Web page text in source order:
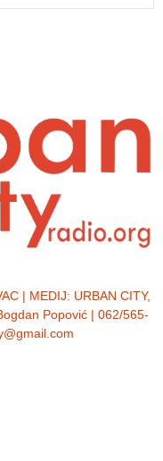
| MEDIJ: URBAN CITY,
Popović | 062/565-